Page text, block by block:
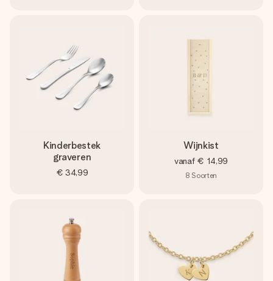
Kinderbestek
graveren
€ 34,99
Wijnkist
vanaf € 14,99
8 Soorten